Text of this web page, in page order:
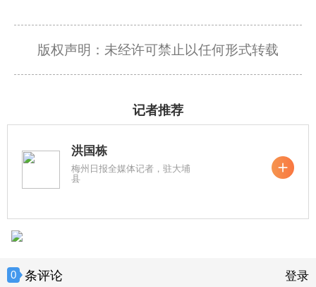
版权声明：未经许可禁止以任何形式转载
记者推荐
洪国栋
梅州日报全媒体记者，驻大埔
县
0 条评论 登录